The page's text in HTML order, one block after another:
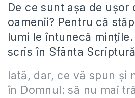
De ce sunt aşa de uşor
oamenii? Pentru că
lumi le întunecă
scris în Sfânta
Iată, dar, ce vă spun şi
în Domnul: să nu mai